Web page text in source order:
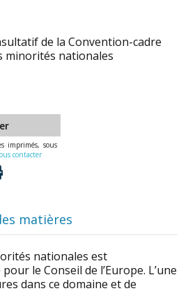
de la Convention-cadre
minorités nationales
imprimés, sous
contacter
matières
nationales est
le Conseil de l’Europe. L’une
dans ce domaine et de